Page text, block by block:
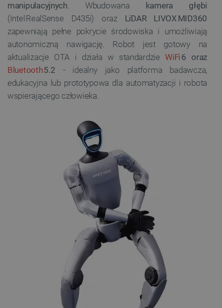
manipulacyjnych. Wbudowana
kamera głębi
(Intel RealSense D435i) oraz LiDAR LIVOX MID360
zapewniają pełne pokrycie środowiska i umożliwiają
autonomiczną nawigację. Robot jest gotowy na
aktualizacje OTA i działa w standardzieWiFi 6 oraz
Bluetooth5.2 - idealny jako platforma badawcza,
edukacyjna lub prototypowa dla automatyzacji i robota
wspierającego człowieka.